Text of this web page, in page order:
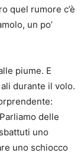
quel rumore c’è
un po’
piume. E
durante il volo.
delle
uno
uno schiocco